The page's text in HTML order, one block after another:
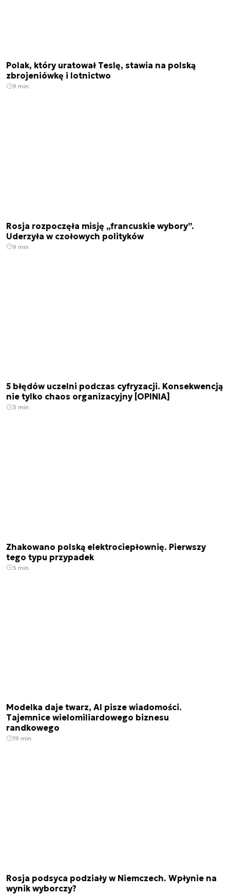
Polak, który uratował Teslę, stawia na polską
zbrojeniówkę i lotnictwo
9 min.
Rosja rozpoczęła misję „francuskie wybory”.
Uderzyła w czołowych polityków
9 min.
5 błędów uczelni podczas cyfryzacji. Konsekwencją
nie tylko chaos organizacyjny [OPINIA]
3 min.
Zhakowano polską elektrociepłownię. Pierwszy
tego typu przypadek
3 min.
Modelka daje twarz, AI pisze wiadomości.
Tajemnice wielomiliardowego biznesu
randkowego
19 min.
Rosja podsyca podziały w Niemczech. Wpłynie na
wynik wyborczy?